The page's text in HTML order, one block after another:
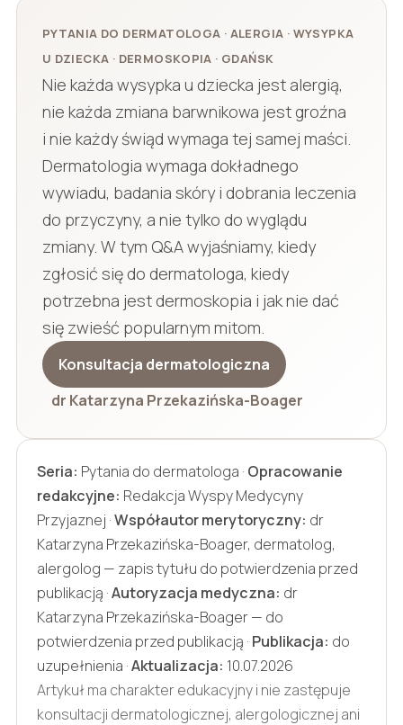
PYTANIA DO DERMATOLOGA · ALERGIA · WYSYPKA
U DZIECKA · DERMOSKOPIA · GDAŃSK
Nie każda wysypka u dziecka jest alergią,
nie każda zmiana barwnikowa jest groźna
i nie każdy świąd wymaga tej samej maści.
Dermatologia wymaga dokładnego
wywiadu, badania skóry i dobrania leczenia
do przyczyny, a nie tylko do wyglądu
zmiany. W tym Q&A wyjaśniamy, kiedy
zgłosić się do dermatologa, kiedy
potrzebna jest dermoskopia i jak nie dać
się zwieść popularnym mitom.
Konsultacja dermatologiczna
dr Katarzyna Przekazińska-Boager
Seria: Pytania do dermatologa · Opracowanie
redakcyjne: Redakcja Wyspy Medycyny
Przyjaznej ·Współautor merytoryczny: dr
Katarzyna Przekazińska-Boager, dermatolog,
alergolog — zapis tytułu do potwierdzenia przed
publikacją ·Autoryzacja medyczna: dr
Katarzyna Przekazińska-Boager — do
potwierdzenia przed publikacją · Publikacja: do
uzupełnienia ·Aktualizacja: 10.07.2026
Artykuł ma charakter edukacyjny i nie zastępuje
konsultacji dermatologicznej, alergologicznej ani